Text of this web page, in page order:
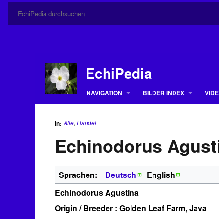
EchiPedia
NAVIGATION
BILDER INDEX
in: Alle, Handel
Echinodorus
Sprachen: Deutsch
English
Echinodorus Agustina
Origin / Breeder : Golden Leaf Farm, Java